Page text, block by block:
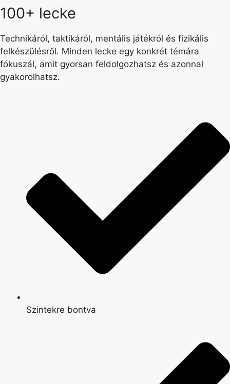
100+ lecke
Technikáról, taktikáról, mentális játékról és fizikális
felkészülésről. Minden lecke egy konkrét témára
fókuszál, amit gyorsan feldolgozhatsz és azonnal
gyakorolhatsz.
Szintekre bontva